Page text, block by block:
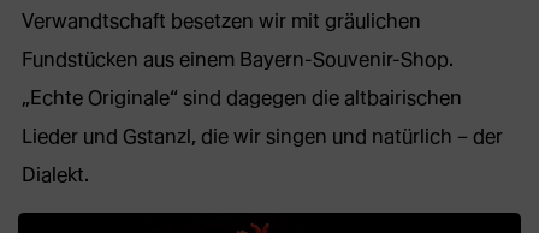
Verwandtschaft besetzen wir mit gräulichen
Fundstücken aus einem Bayern-Souvenir-Shop.
„Echte Originale“ sind dagegen die altbairischen
Lieder und Gstanzl, die wir singen und natürlich – der
Dialekt.